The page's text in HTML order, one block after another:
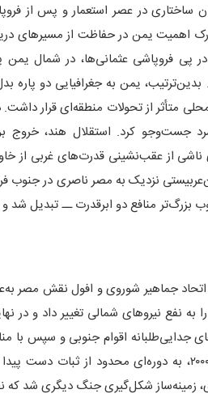
ساختاری در عصر استعمار و پس از
فروپاشی عثمانی‌ها، در شمال یمن
یمن به جغرافیایی دو
متأثر از تحولات منطقه‌ای قرار داشت.
جست‌وجو کرد. استقلال هند، خروج
ناشی از عقب‌نشینی قدرت‌های غربی از
نزدیک به مصر ناصری در جنوب
منافع دو ابرقدرت ــ تبدیل شد
جماهیر شوروی و افول نقش مصر
جدایی‌طلبانه اقوام جنوبی و سپس با
امضای توافق مرزی سال ۲۰۰۰، به دوره‌ای محدود
زمینه‌ساز شکل‌گیری جنگ دیگری شد که